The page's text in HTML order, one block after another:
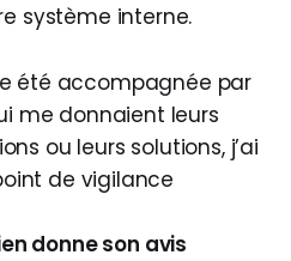
système interne.
été accompagnée par
me donnaient leurs
ou leurs solutions, j’ai
de vigilance
donne son avis